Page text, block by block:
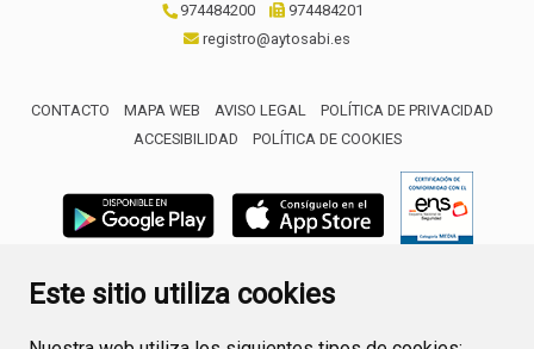
Este sitio utiliza cookies
974484200
974484201
registro@aytosabi.es
CONTACTO MAPA WEB AVISO LEGAL
POLÍTICA DE PRIVACIDAD
ACCESIBILIDAD
POLÍTICA DE COOKIES